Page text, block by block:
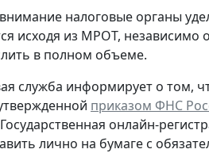
налоговые органы
исходя из МРОТ,
в полном объеме.
служба информирует о том,
приказом ФНС
онлайн-
лично на бумаге с